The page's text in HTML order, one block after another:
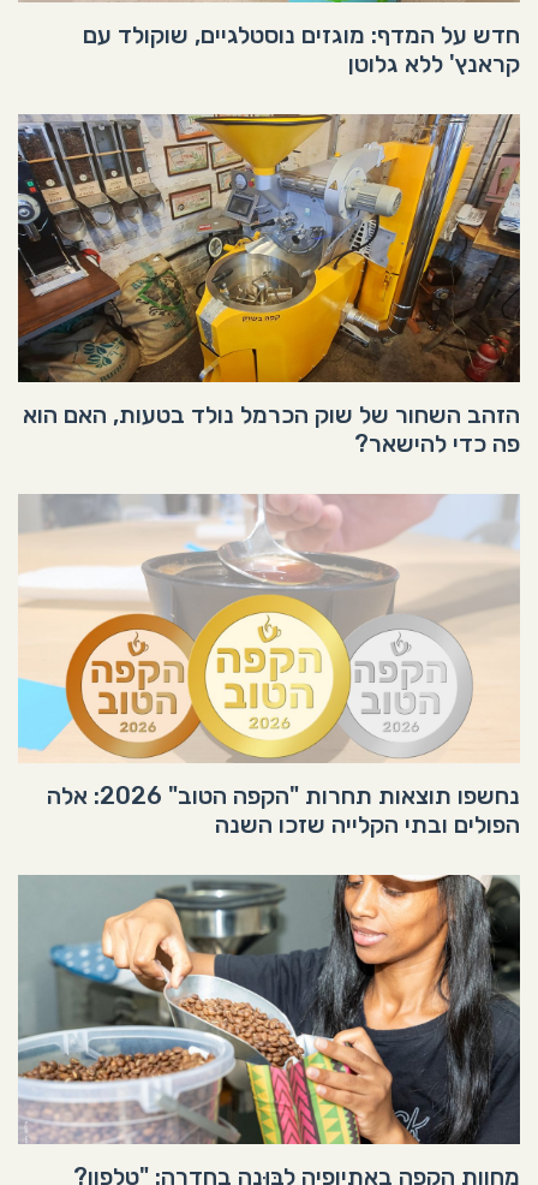
חדש על המדף: מוגזים נוסטלגיים, שוקולד עם
קראנץ' ללא גלוטן
הזהב השחור של שוק הכרמל נולד בטעות, האם הוא
פה כדי להישאר?
נחשפו תוצאות תחרות "הקפה הטוב" 2026: אלה
הפולים ובתי הקלייה שזכו השנה
מחוות הקפה באתיופיה לבּוּנה בחדרה: "טלפון?